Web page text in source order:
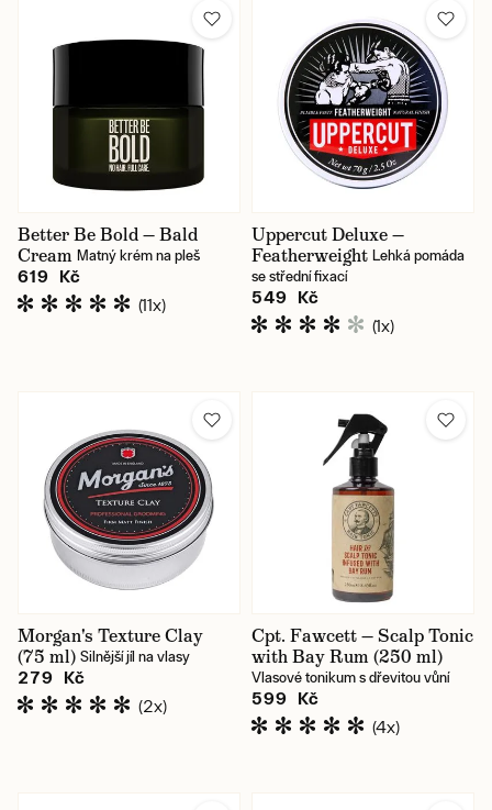
Better Be Bold — Bald
Cream Matný krém na pleš
619 Kč
(11x)
Uppercut Deluxe —
Featherweight Lehká pomáda
se střední fixací
549 Kč
(1x)
Morgan's Texture Clay
(75 ml) Silnější jíl na vlasy
279 Kč
(2x)
Cpt. Fawcett — Scalp Tonic
with Bay Rum (250 ml)
Vlasové tonikum s dřevitou vůní
599 Kč
(4x)